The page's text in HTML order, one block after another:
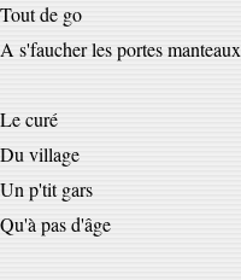
Tout de go
A s'faucher les portes manteaux
Le curé
Du village
Un p'tit gars
Qu'à pas d'âge